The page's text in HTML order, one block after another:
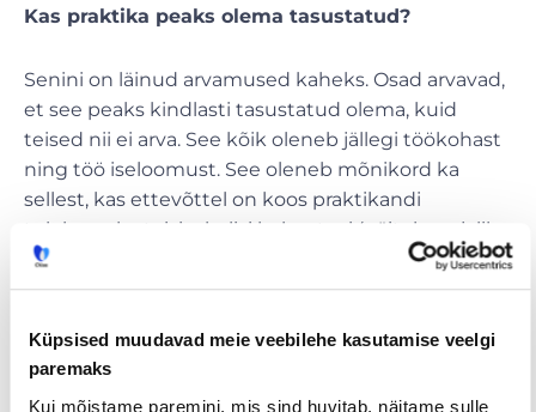
Küpsised muudavad meie veebilehe kasutamise veelgi
paremaks
Kui mõistame paremini, mis sind huvitab, näitame sulle
Kas praktika peaks olema tasustatud?
Senini on läinud arvamused kaheks. Osad arvavad,
et see peaks kindlasti tasustatud olema, kuid
teised nii ei arva. See kõik oleneb jällegi töökohast
ning töö iseloomust. See oleneb mõnikord ka
sellest, kas ettevõttel on koos praktikandi
tulekuga ka teisi rahalisi kohustusi (näiteks vajalike
töörõivaste või varustuse ostmine).
Konkurss ”Parim praktikakoht”